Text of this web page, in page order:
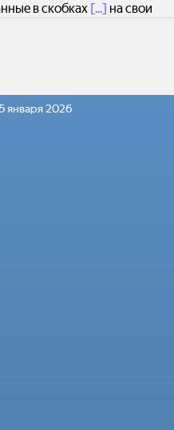
в скобках [...] на свои
5 января 2026